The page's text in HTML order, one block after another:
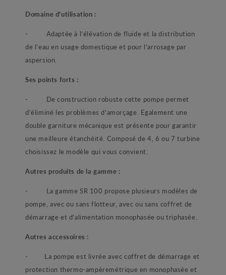
Domaine d’utilisation :
- Adaptée à l’élévation de fluide et la distribution
de l’eau en usage domestique et pour l’arrosage par
aspersion.
Ses points forts :
- De construction robuste cette pompe permet
d’éliminé les problèmes d’amorçage. Egalement une
double garniture mécanique est présente pour garantir
une meilleure étanchéité. Composé de 4, 6 ou 7 turbine
choisissez le modèle qui vous convient.
Autres produits de la gamme :
- La gamme SR 100 propose plusieurs modèles de
pompe, avec ou sans flotteur, avec ou sans coffret de
démarrage et d’alimentation monophasée ou triphasée.
Autres accessoires :
- La pompe est livrée avec coffret de démarrage et
protection thermo-ampèremétrique en monophasée et